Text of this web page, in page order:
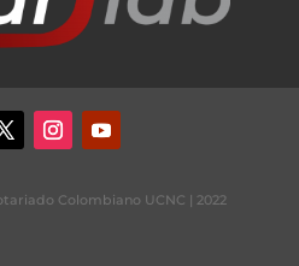
Colombiano UCNC | 2022